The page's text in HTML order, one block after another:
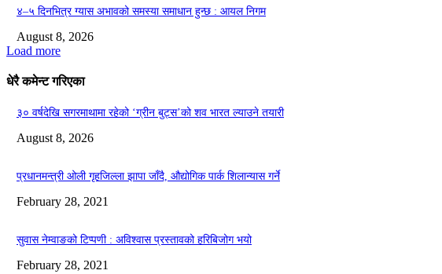
४–५ दिनभित्र ग्यास अभावको समस्या समाधान हुन्छ : आयल निगम
August 8, 2026
Load more
धेरै कमेन्ट गरिएका
३० वर्षदेखि सगरमाथामा रहेको ‘ग्रीन बुट्स’को शव भारत ल्याउने तयारी
August 8, 2026
प्रधानमन्त्री ओली गृहजिल्ला झापा जाँदै, औद्योगिक पार्क शिलान्यास गर्ने
February 28, 2021
सुवास नेम्वाङको टिप्पणी : अविश्वास प्रस्तावको हरिबिजोग भयो
February 28, 2021